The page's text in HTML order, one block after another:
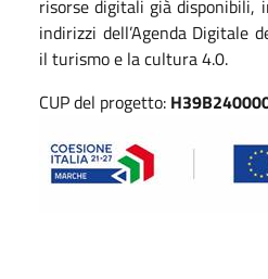
risorse digitali già disponibili,
indirizzi dell’Agenda Digitale
il turismo e la cultura 4.0.
CUP del progetto: